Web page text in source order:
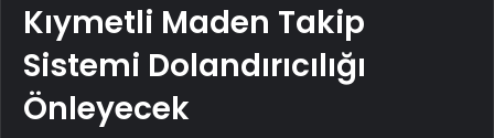
Kıymetli Maden Takip
Sistemi Dolandırıcılığı
Önleyecek